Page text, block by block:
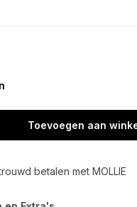
Toevoegen aan
betalen met MOLLIE